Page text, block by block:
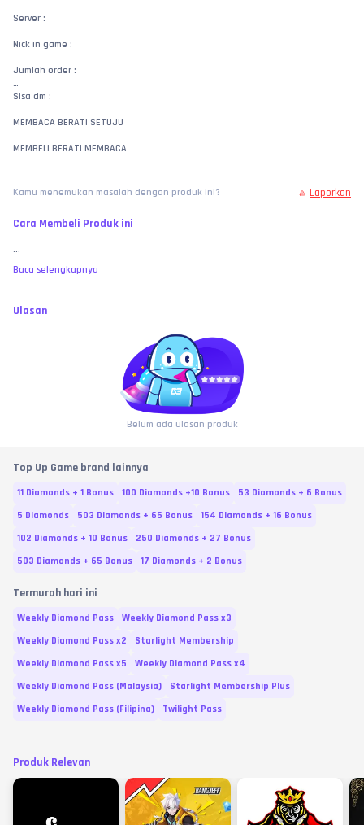
Server :
Nick in game :
Jumlah order :
Sisa dm :
MEMBACA BERATI SETUJU
MEMBELI BERATI MEMBACA
Kamu menemukan masalah dengan produk ini? Laporkan
Cara Membeli Produk ini
...
Baca selengkapnya
Ulasan
Belum ada ulasan produk
Top Up Game brand lainnya
11 Diamonds + 1 Bonus 100 Diamonds +10 Bonus
53 Diamonds + 6 Bonus
5 Diamonds
503 Diamonds + 65 Bonus
154 Diamonds + 16 Bonus
102 Diamonds + 10 Bonus
250 Diamonds + 27 Bonus
503 Diamonds + 65 Bonus
17 Diamonds + 2 Bonus
Termurah hari ini
Weekly Diamond Pass
Weekly Diamond Pass x3
Weekly Diamond Pass x2
Starlight Membership
Weekly Diamond Pass x5
Weekly Diamond Pass x4
Weekly Diamond Pass (Malaysia)
Starlight Membership Plus
Weekly Diamond Pass (Filipina)
Twilight Pass
Produk Relevan